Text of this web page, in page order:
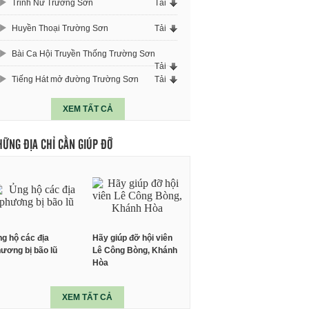
Trinh Nữ Trường Sơn Tải
Huyền Thoại Trường Sơn Tải
Bài Ca Hội Truyền Thống Trường Sơn
Tải
Tiếng Hát mở đường Trường Sơn
Tải
XEM TẤT CẢ
ĐỊA CHỈ CẦN GIÚP ĐỠ
hộ các địa
bị bão lũ
Hãy giúp đỡ hội viên
Lê Công Bòng, Khánh
Hòa
XEM TẤT CẢ